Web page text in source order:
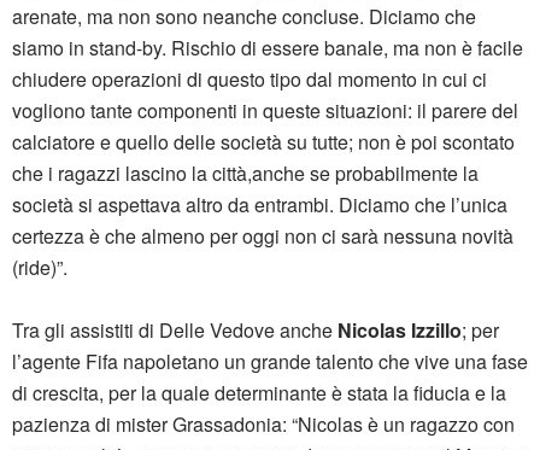
arenate, ma non sono neanche concluse. Diciamo che
siamo in stand-by. Rischio di essere banale, ma non è facile
chiudere operazioni di questo tipo dal momento in cui ci
vogliono tante componenti in queste situazioni: il parere del
calciatore e quello delle società su tutte; non è poi scontato
che i ragazzi lascino la città,anche se probabilmente la
società si aspettava altro da entrambi. Diciamo che l’unica
certezza è che almeno per oggi non ci sarà nessuna novità
(ride)”.
Tra gli assistiti di Delle Vedove anche Nicolas Izzillo; per
l’agente Fifa napoletano un grande talento che vive una fase
di crescita, per la quale determinante è stata la fiducia e la
pazienza di mister Grassadonia: “Nicolas è un ragazzo con